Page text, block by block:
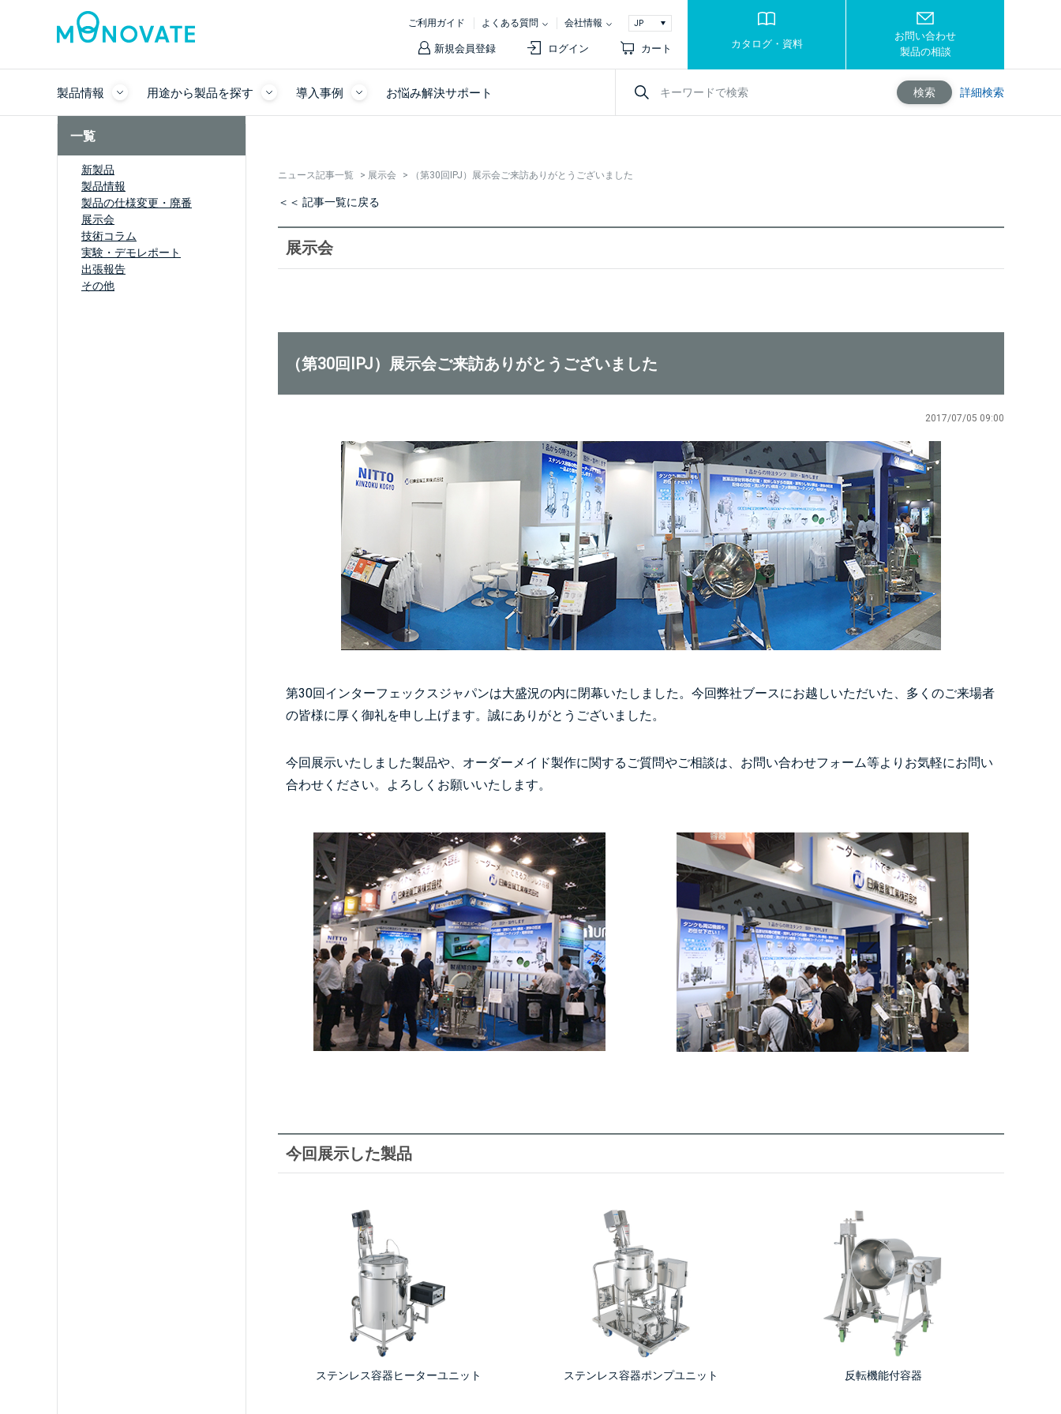
ご利用ガイド よくある質問 会社情報
新規会員登録 ログイン カート カタログ・資料
お問い合わせ
製品の相談
製品情報 用途から製品を探す 導入事例 お悩み解決サポート 検索 詳細検索
一覧
新製品
製品情報
製品の仕様変更・廃番
展示会
技術コラム
実験・デモレポート
出張報告
その他
ニュース記事一覧 > 展示会 > （第30回IPJ）展示会ご来訪ありがとうございました
＜＜ 記事一覧に戻る
展示会
（第30回IPJ）展示会ご来訪ありがとうございました
2017/07/05 09:00
第30回インターフェックスジャパンは大盛況の内に閉幕いたしました。今回弊社ブースにお越しいただいた、多くのご来場者
の皆様に厚く御礼を申し上げます。誠にありがとうございました。
今回展示いたしました製品や、オーダーメイド製作に関するご質問やご相談は、お問い合わせフォーム等よりお気軽にお問い
合わせください。よろしくお願いいたします。
今回展示した製品
ステンレス容器ヒーターユニット ステンレス容器ポンプユニット 反転機能付容器